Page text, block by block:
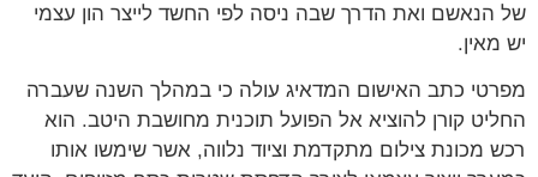
של הנאשם ואת הדרך שבה ניסה לפי החשד לייצר הון עצמי
יש מאין.
מפרטי כתב האישום המדאיג עולה כי במהלך השנה שעברה
החליט קורן להוציא אל הפועל תוכנית מחושבת היטב. הוא
רכש מכונת צילום מתקדמת וציוד נלווה, אשר שימשו אותו